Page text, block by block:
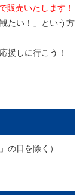
販売いたします！
たい！」という方
援しに行こう！
の日を除く）